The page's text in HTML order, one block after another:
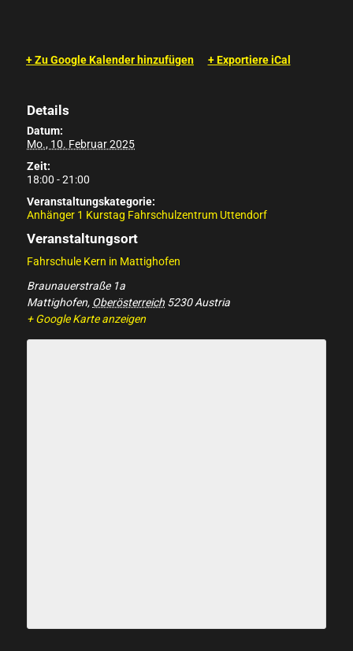
+ Zu Google Kalender hinzufügen + Exportiere iCal
Details
Datum:
Mo., 10. Februar 2025
Zeit:
18:00 - 21:00
Veranstaltungskategorie:
Anhänger 1 Kurstag Fahrschulzentrum Uttendorf
Veranstaltungsort
Fahrschule Kern in Mattighofen
Braunauerstraße 1a
Mattighofen, Oberösterreich 5230 Austria
+ Google Karte anzeigen